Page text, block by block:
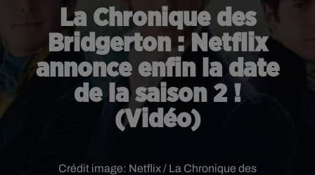
La Chronique des
Bridgerton : Netflix
annonce enfin la date
de la saison 2 !
(Vidéo)
Crédit image: Netflix / La Chronique des